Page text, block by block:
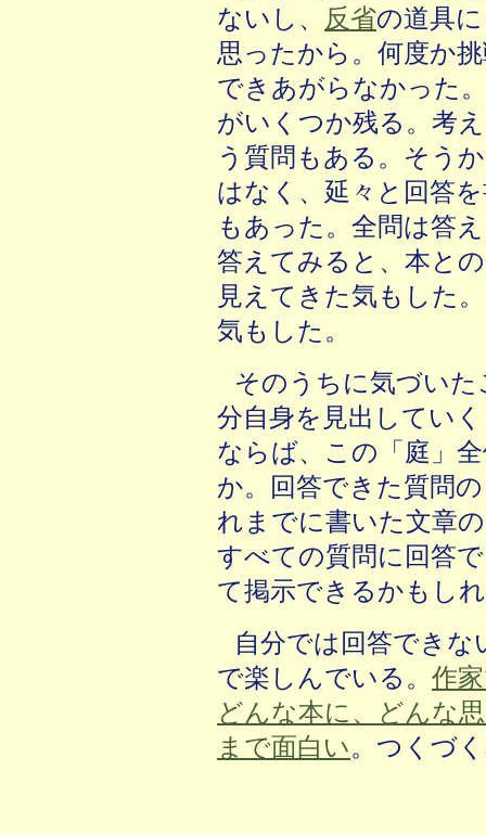
ないし、
反省の道具
思ったから。何度か
できあがらなかった
がいくつか残る。考
う質問もある。そう
はなく、延々と回答
もあった。全問は答
答えてみると、本と
見えてきた気もした
気もした。
そのうちに気づい
分自身を見出してい
ならば、この「庭」
か。回答できた質問
れまでに書いた文章
すべての質問に回答
て掲示できるかもし
自分では回答でき
で楽しんでいる。 作
どんな本に、どんな
まで面白い。つくづ